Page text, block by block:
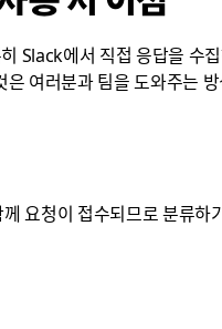
Slack에서 직접 응답을 수
여러분과 팀을 도와주는
요청이 접수되므로 분류